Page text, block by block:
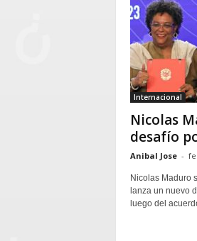
Internacional
Nicolas
desafío
Anibal Jose -
Nicolas Maduro
lanza un nuevo
luego del